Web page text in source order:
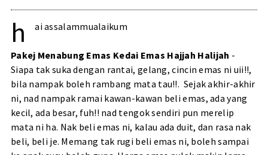
h ai assalammualaikum
Pakej Menabung Emas Kedai Emas Hajjah Halijah -
Siapa tak suka dengan rantai, gelang, cincin emas ni uii!!,
bila nampak boleh rambang mata tau!!. Sejak akhir-akhir
ni, nad nampak ramai kawan-kawan beli emas, ada yang
kecil, ada besar, fuh!! nad tengok sendiri pun merelip
mata ni ha. Nak beli emas ni, kalau ada duit, dan rasa nak
beli, beli je. Memang tak rugi beli emas ni, boleh sampai